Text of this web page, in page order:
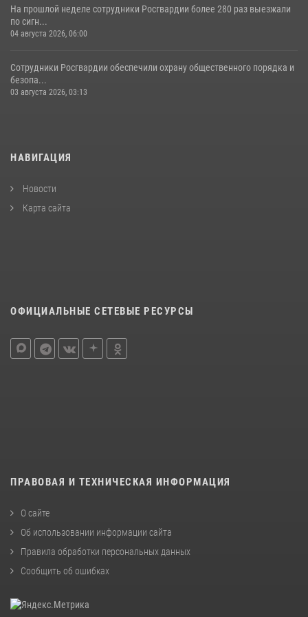
На прошлой неделе сотрудники Росгвардии более 280 раз выезжали
по сигн...
04 августа 2026, 06:00
Сотрудники Росгвардии обеспечили охрану общественного порядка и
безопа...
03 августа 2026, 03:13
НАВИГАЦИЯ
Новости
Карта сайта
ОФИЦИАЛЬНЫЕ СЕТЕВЫЕ РЕСУРСЫ
ПРАВОВАЯ И ТЕХНИЧЕСКАЯ ИНФОРМАЦИЯ
О сайте
Об использовании информации сайта
Правила обработки персональных данных
Сообщить об ошибках